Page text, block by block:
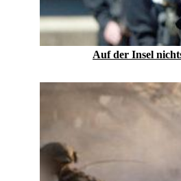
Auf der Insel